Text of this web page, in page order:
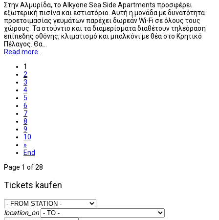
Στην Αλμυρίδα, το Alkyone Sea Side Apartments προσφέρει
εξωτερική πισίνα και εστιατόριο. Αυτή η μονάδα με δυνατότητα
προετοιμασίας γευμάτων παρέχει δωρεάν Wi-Fi σε όλους τους
χώρους. Τα στούντιο και τα διαμερίσματα διαθέτουν τηλεόραση
επίπεδης οθόνης, κλιματισμό και μπαλκόνι με θέα στο Κρητικό
Πέλαγος. Θα…
Read more...
1
2
3
4
5
6
7
8
9
10
»
End
Page 1 of 28
Tickets kaufen
location_on